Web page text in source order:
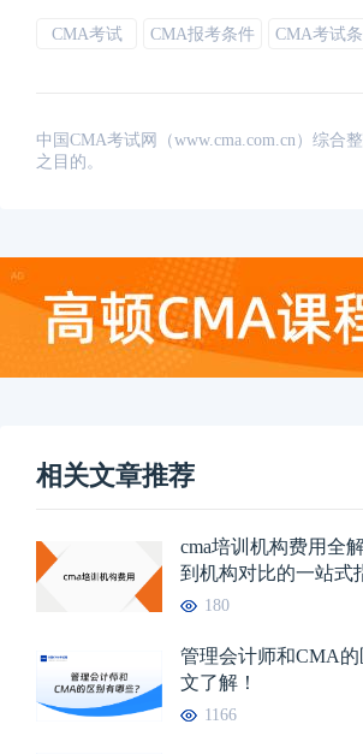
CMA考试 CMA报考条件 CMA考试
中国CMA考试网（www.cma.com.cn）综
之目的。
相关文章推荐
cma培训机构费用全
到机构对比的一站式
180
管理会计师和CMA
文了解！
1166